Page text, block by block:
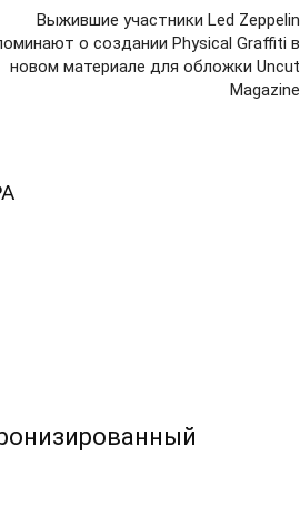
Выжившие участники Led Zeppelin
о создании Physical Graffiti в
новом материале для обложки Uncut
Magazine